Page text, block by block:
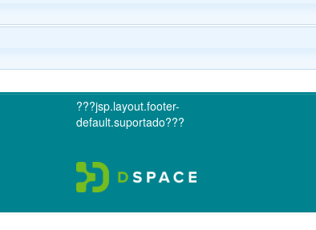
???jsp.layout.footer-
default.suportado???